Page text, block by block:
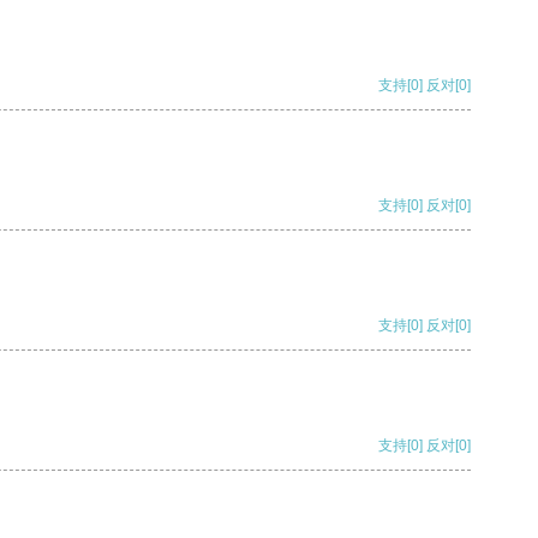
支持[0] 反对[0]
支持[0] 反对[0]
支持[0] 反对[0]
支持[0] 反对[0]